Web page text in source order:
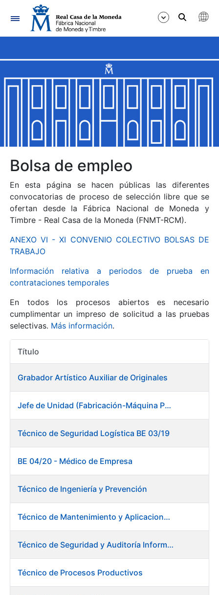
Navegación
Mostrar/Ocultar
Mostrar/Ocultar
Mostrar/Ocultar
Mostrar/Ocultar
Mostrar/Ocultar
Mostrar/Ocultar
Mostrar/Ocultar
Bolsa de empleo
En esta página se hacen públicas las diferentes
convocatorias de proceso de selección libre que se
ofertan desde la Fábrica Nacional de Moneda y
Timbre - Real Casa de la Moneda (FNMT-RCM).
ANEXO VI - XI CONVENIO COLECTIVO BOLSAS DE
TRABAJO
Información relativa a periodos de prueba en
contrataciones temporales
En todos los procesos abiertos es necesario
cumplimentar un impreso de solicitud a las pruebas
selectivas. Más información.
Título
Grabador Artístico Auxiliar de Originales
Jefe de Unidad (Fabricación-Máquina Papel) en Fábrica de Papel (Burgos)
Técnico de Seguridad Logística BE 03/19
BE 04/20 - Médico de Empresa
Técnico de Ingeniería y Prevención
Técnico de Mantenimiento y Aplicaciones Industriales - Centro de trabajo de Burgos
Técnico de Seguridad y Auditoría Informática
Técnico de Procesos Productivos